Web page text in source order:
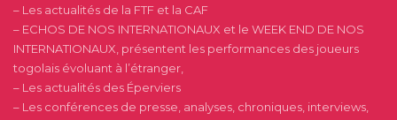
– Les actualités de la FTF et la CAF
– ECHOS DE NOS INTERNATIONAUX et le WEEK END DE NOS
INTERNATIONAUX, présentent les performances des joueurs
togolais évoluant à l’étranger,
– Les actualités des Éperviers
– Les conférences de presse, analyses, chroniques, interviews,